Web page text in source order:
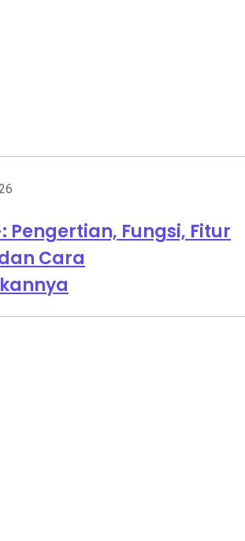
Pengertian, Fungsi, Fitur
Cara